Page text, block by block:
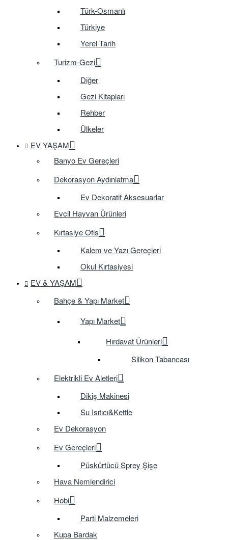
Türk-Osmanlı
Türkiye
Yerel Tarih
Turizm-Gezi
Diğer
Gezi Kitapları
Rehber
Ülkeler
EV YAŞAM
Banyo Ev Gereçleri
Dekorasyon Aydınlatma
Ev Dekoratif Aksesuarlar
Evcil Hayvan Ürünleri
Kırtasiye Ofis
Kalem ve Yazı Gereçleri
Okul Kırtasiyesi
EV & YAŞAM
Bahçe & Yapı Market
Yapı Market
Hırdavat Ürünleri
Silikon Tabancası
Elektrikli Ev Aletleri
Dikiş Makinesi
Su Isıtıcı&Kettle
Ev Dekorasyon
Ev Gereçleri
Püskürtücü Sprey Şişe
Hava Nemlendirici
Hobi
Parti Malzemeleri
Kupa Bardak